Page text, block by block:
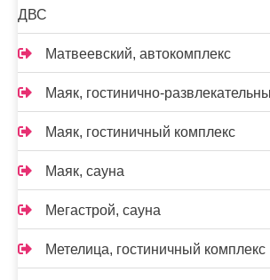
ДВС
Матвеевский, автокомплекс
Маяк, гостинично-
Маяк, гостиничный комплекс
Маяк, сауна
Мегастрой, сауна
Метелица, гостиничный комплекс